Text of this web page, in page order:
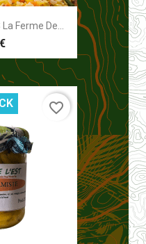
Ferme De...
favorite_border